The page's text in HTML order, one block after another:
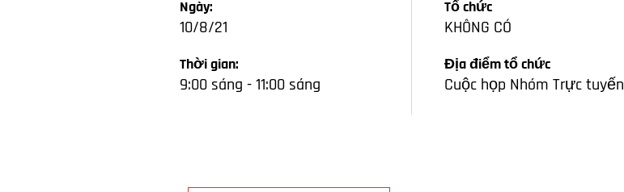
Ngày:
10/8/21
Thời gian:
9:00 sáng - 11:00 sáng
Tổ chức
KHÔNG CÓ
Địa điểm tổ chức
Cuộc họp Nhóm Trực tuyến